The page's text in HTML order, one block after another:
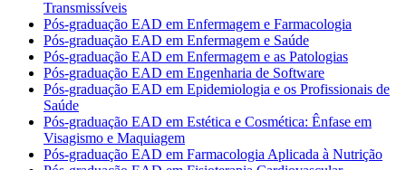
Transmissíveis
Pós-graduação EAD em Enfermagem e Farmacologia
Pós-graduação EAD em Enfermagem e Saúde
Pós-graduação EAD em Enfermagem e as Patologias
Pós-graduação EAD em Engenharia de Software
Pós-graduação EAD em Epidemiologia e os Profissionais de
Saúde
Pós-graduação EAD em Estética e Cosmética: Ênfase em
Visagismo e Maquiagem
Pós-graduação EAD em Farmacologia Aplicada à Nutrição